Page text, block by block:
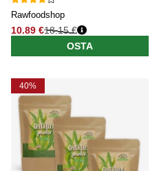
Rawfoodshop
10.89 €
Normaali hinta
18.15 €
OSTA
40%